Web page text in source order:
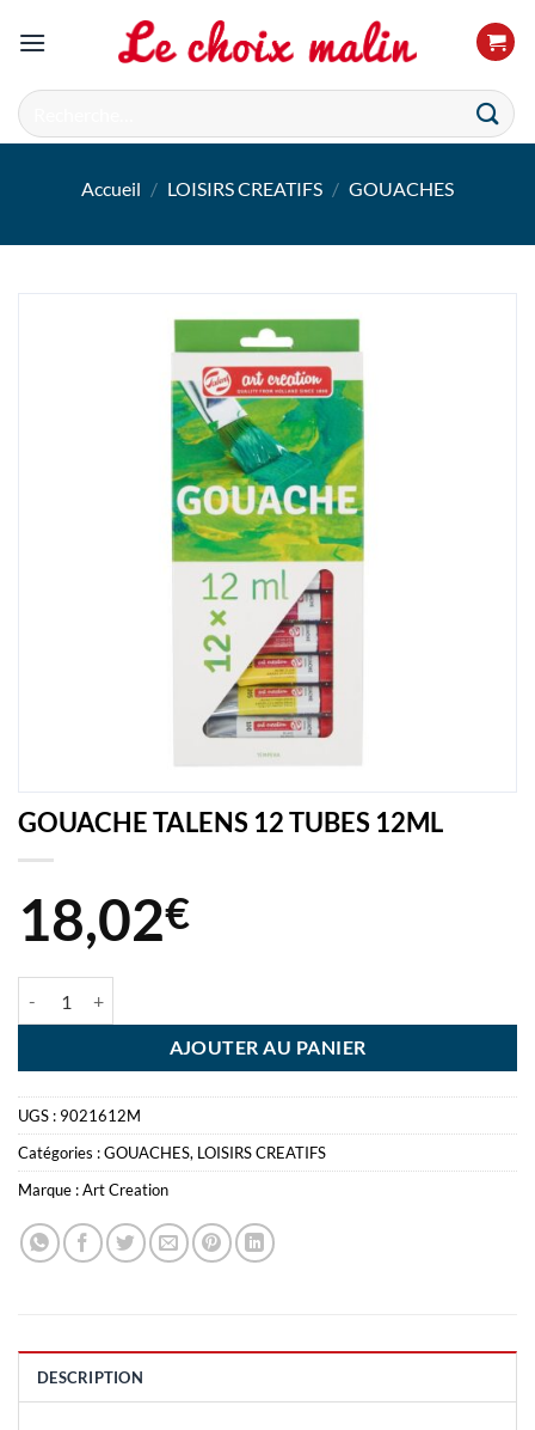
Recherche
pour :
Accueil / LOISIRS CREATIFS / GOUACHES
GOUACHE TALENS 12 TUBES 12ML
18,02€
AJOUTER AU PANIER
UGS : 9021612M
Catégories :GOUACHES, LOISIRS CREATIFS
Marque :Art Creation
DESCRIPTION